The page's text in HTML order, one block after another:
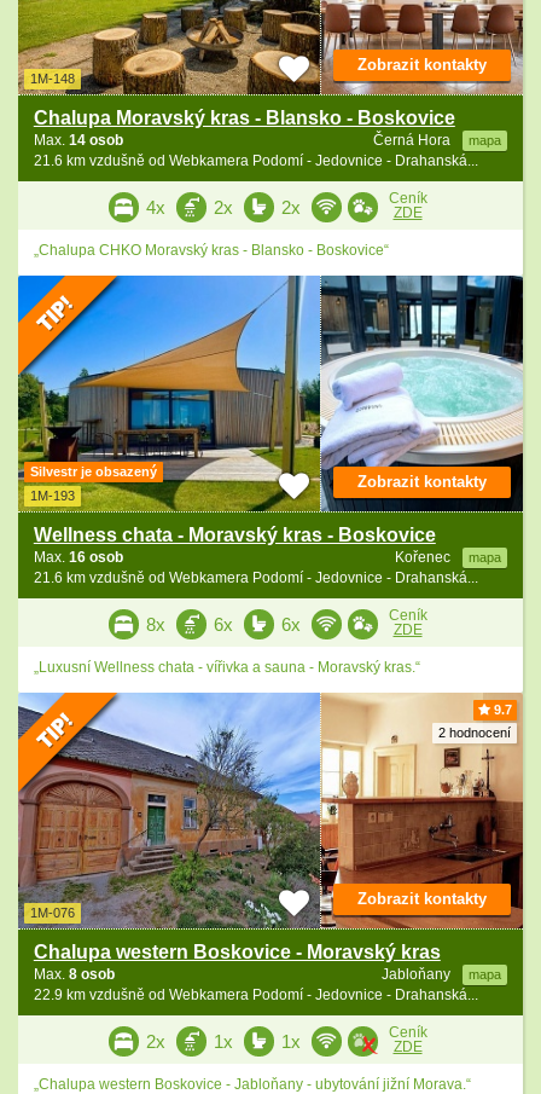
1M-148
Chalupa Moravský kras - Blansko - Boskovice
Černá Hora mapa
Max. 14 osob
21.6 km vzdušně od Webkamera Podomí - Jedovnice - Drahanská...
Zobrazit kontakty
4x 2x 2x
Ceník
ZDE
„Chalupa CHKO Moravský kras - Blansko - Boskovice“
Silvestr je obsazený
1M-193
Wellness chata - Moravský kras - Boskovice
Kořenec mapa
Max. 16 osob
21.6 km vzdušně od Webkamera Podomí - Jedovnice - Drahanská...
Zobrazit kontakty
8x 6x 6x
Ceník
ZDE
„Luxusní Wellness chata - vířivka a sauna - Moravský kras.“
9.7
2 hodnocení
1M-076
Chalupa western Boskovice - Moravský kras
Jabloňany mapa
Max. 8 osob
22.9 km vzdušně od Webkamera Podomí - Jedovnice - Drahanská...
Zobrazit kontakty
2x 1x 1x
Ceník
ZDE
„Chalupa western Boskovice - Jabloňany - ubytování jižní Morava.“